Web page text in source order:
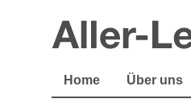
Home Über uns